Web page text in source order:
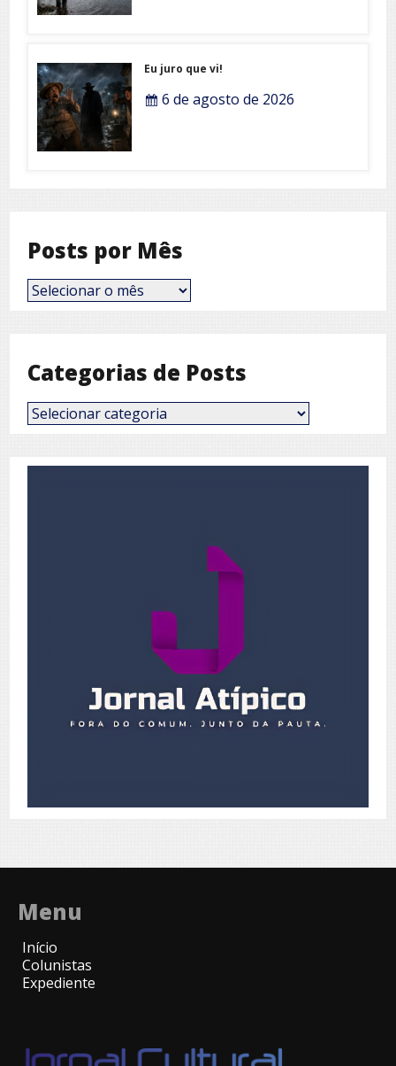
Eu juro que vi!
6 de agosto de 2026
Posts por Mês
Posts
por
Categorias de Posts
Categorias
de
Menu
Início
Colunistas
Expediente